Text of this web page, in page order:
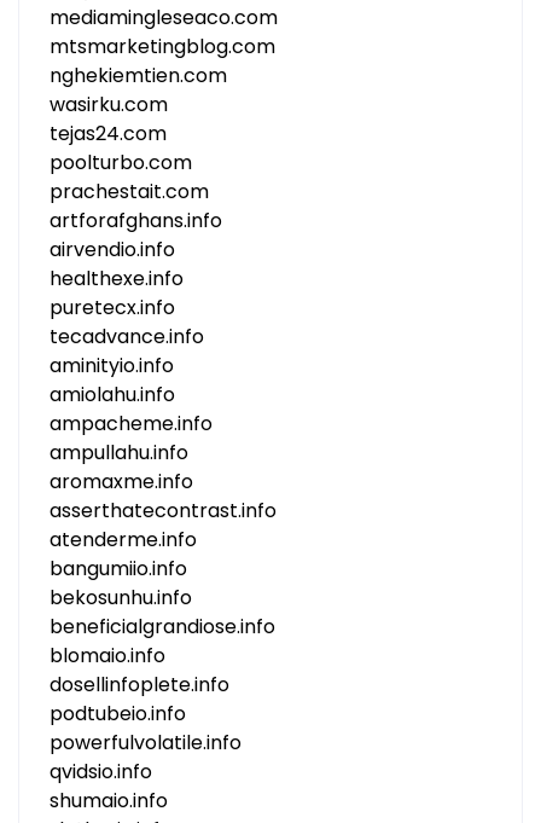
mediamingleseaco.com
mtsmarketingblog.com
nghekiemtien.com
wasirku.com
tejas24.com
poolturbo.com
prachestait.com
artforafghans.info
airvendio.info
healthexe.info
puretecx.info
tecadvance.info
aminityio.info
amiolahu.info
ampacheme.info
ampullahu.info
aromaxme.info
asserthatecontrast.info
atenderme.info
bangumiio.info
bekosunhu.info
beneficialgrandiose.info
blomaio.info
dosellinfoplete.info
podtubeio.info
powerfulvolatile.info
qvidsio.info
shumaio.info